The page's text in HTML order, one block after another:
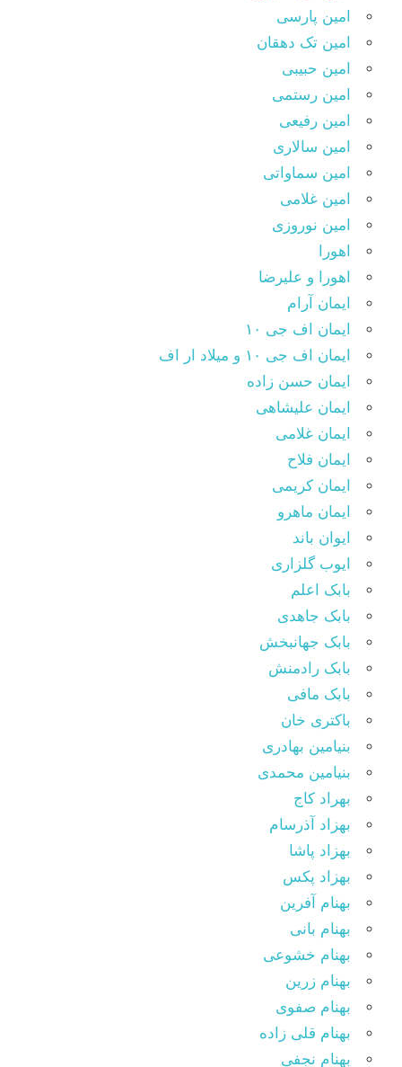
امین پارسی
امین تک دهقان
امین حبیبی
امین رستمی
امین رفیعی
امین سالاری
امین سماواتی
امین غلامی
امین نوروزی
اهورا
اهورا و علیرضا
ایمان آرام
ایمان اف جی ۱۰
ایمان اف جی ۱۰ و میلاد ار اف
ایمان حسن زاده
ایمان علیشاهی
ایمان غلامی
ایمان فلاح
ایمان کریمی
ایمان ماهرو
ایوان باند
ایوب گلزاری
بابک اعلم
بابک جاهدی
بابک جهانبخش
بابک رادمنش
بابک مافی
باکتری خان
بنیامین بهادری
بنیامین محمدی
بهراد کاج
بهزاد آذرسام
بهزاد پاشا
بهزاد پکس
بهنام آفرین
بهنام بانی
بهنام خشوعی
بهنام زرین
بهنام صفوی
بهنام قلی زاده
بهنام نجفی